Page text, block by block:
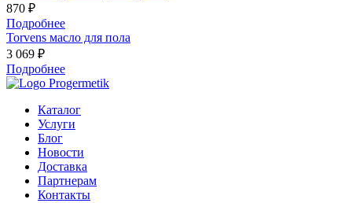
870 ₽
Подробнее
Torvens масло для пола
3 069 ₽
Подробнее
Каталог
Услуги
Блог
Новости
Доставка
Партнерам
Контакты